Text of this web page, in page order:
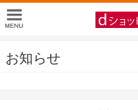
お知らせ